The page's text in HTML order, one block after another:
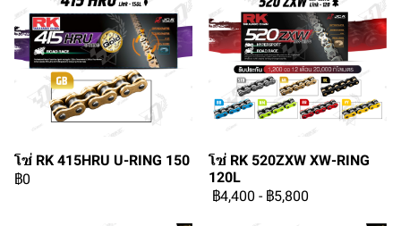
โซ่ RK 415HRU U-RING 150
฿0
โซ่ RK 520ZXW XW-RING
120L
฿4,400 - ฿5,800